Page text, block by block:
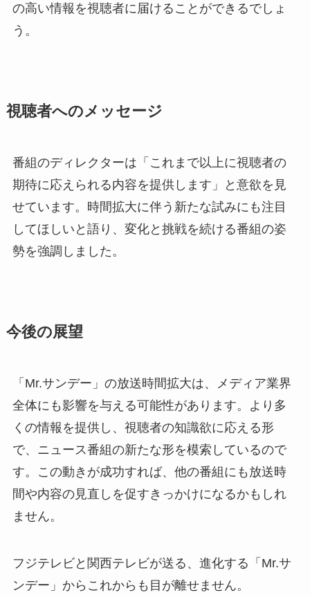
の高い情報を視聴者に届けることができるでしょ
う。
視聴者へのメッセージ
番組のディレクターは「これまで以上に視聴者の
期待に応えられる内容を提供します」と意欲を見
せています。時間拡大に伴う新たな試みにも注目
してほしいと語り、変化と挑戦を続ける番組の姿
勢を強調しました。
今後の展望
「Mr.サンデー」の放送時間拡大は、メディア業界
全体にも影響を与える可能性があります。より多
くの情報を提供し、視聴者の知識欲に応える形
で、ニュース番組の新たな形を模索しているので
す。この動きが成功すれば、他の番組にも放送時
間や内容の見直しを促すきっかけになるかもしれ
ません。
フジテレビと関西テレビが送る、進化する「Mr.サ
ンデー」からこれからも目が離せません。